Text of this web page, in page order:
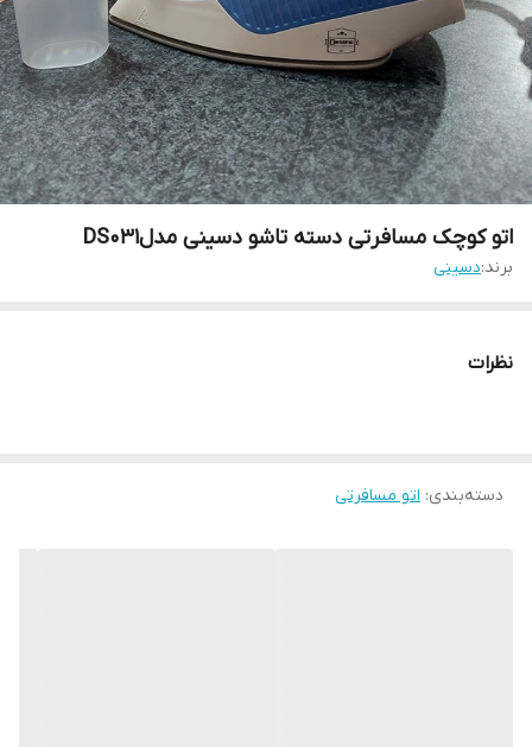
اتو کوچک مسافرتی دسته تاشو دسینی مدلDS031
برند:دسینی
نظرات
دسته‌بندی: اتو مسافرتی